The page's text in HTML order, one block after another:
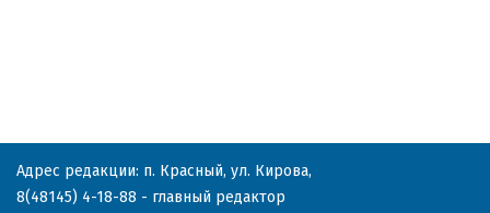
Адрес редакции: п. Красный, ул. Кирова,
8(48145) 4-18-88 - главный редактор